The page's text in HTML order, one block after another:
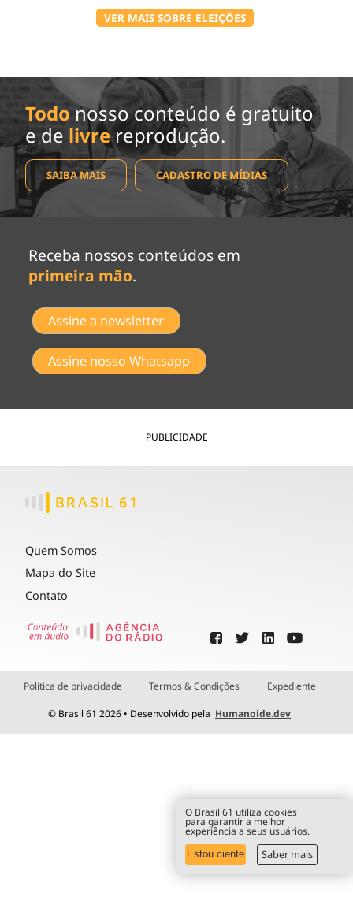
VER MAIS SOBRE ELEIÇÕES
Todo nosso conteúdo é gratuito
e de livrereprodução.
SAIBA MAIS CADASTRO DE MÍDIAS
Receba nossos conteúdos em
primeira mão.
Assine a newsletter
Assine nosso Whatsapp
PUBLICIDADE
Quem Somos
Mapa do Site
Contato
Política de privacidade Termos & Condições Expediente
© Brasil 61 2026 • Desenvolvido pela Humanoide.dev
O Brasil 61 utiliza cookies
para garantir a melhor
experiência a seus usuários.
Estou ciente Saber mais